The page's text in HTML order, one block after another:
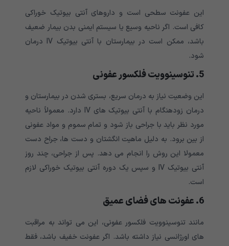
این عفونت سطحی است و داروهای آنتی بیوتیک خوراکی
کافی است. اگر ناحیه وسیع یا سیستم ایمنی بدن بیمار ضعیف
باشد، ممکن است در بیمارستان با آنتی بیوتیک IV درمان
شود.
5. تنوسینوویت فلکسور عفونی
این وضعیت نیاز به درمان سریع، بستری شدن در بیمارستان و
درمان زودهنگام با آنتی بیوتیک های IV دارد. معمولاً ناحیه
مورد نظر باید با جراحی باز شود و تمام سموم و مواد عفونی
از بین برود. به دلیل ماهیت انگشتان و دست ها، جراح دست
معمولا این روش را انجام می دهد. پس از جراحی، چند روز
آنتی بیوتیک IV و سپس یک دوره آنتی بیوتیک خوراکی لازم
است.
6. عفونت های فضای عمیق
مانند تنوسینوویت فلکسور عفونی، این می تواند به مراقبت
های اورژانسی نیاز داشته باشد. اگر عفونت خفیف باشد، فقط